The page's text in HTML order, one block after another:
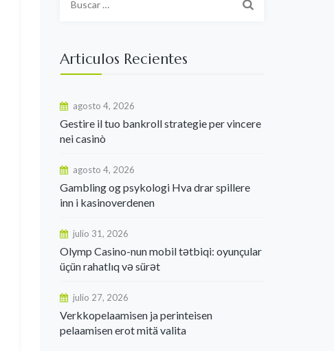
Articulos Recientes
agosto 4, 2026
Gestire il tuo bankroll strategie per vincere
nei casinò
agosto 4, 2026
Gambling og psykologi Hva drar spillere
inn i kasinoverdenen
julio 31, 2026
Olymp Casino-nun mobil tətbiqi: oyunçular
üçün rahatlıq və sürət
julio 27, 2026
Verkkopelaamisen ja perinteisen
pelaamisen erot mitä valita